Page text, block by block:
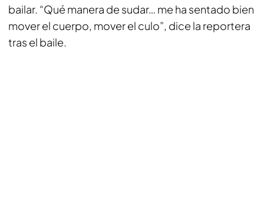
bailar. “Qué manera de sudar… me ha sentado bien
mover el cuerpo, mover el culo”, dice la reportera
tras el baile.